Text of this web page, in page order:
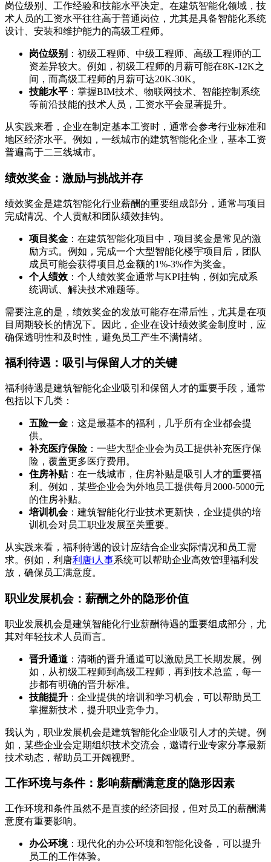
岗位级别、工作经验和技能水平决定。在建筑智能化领域，技
术人员的工资水平往往高于普通岗位，尤其是具备智能化系统
设计、安装和维护能力的高级工程师。
岗位级别 ：初级工程师、中级工程师、高级工程师的工
资差异较大。例如，初级工程师的月薪可能在8K-12K之
间，而高级工程师的月薪可达20K-30K。
技能水平 ：掌握BIM技术、物联网技术、智能控制系统
等前沿技能的技术人员，工资水平会显著提升。
从实践来看，企业在制定基本工资时，通常会参考行业标准和
地区经济水平。例如，一线城市的建筑智能化企业，基本工资
普遍高于二三线城市。
绩效奖金：激励与挑战并存
绩效奖金是建筑智能化行业薪酬的重要组成部分，通常与项目
完成情况、个人贡献和团队绩效挂钩。
项目奖金 ：在建筑智能化项目中，项目奖金是常见的激
励方式。例如，完成一个大型智能化楼宇项目后，团队
成员可能会获得项目总金额的1%-3%作为奖金。
个人绩效 ：个人绩效奖金通常与KPI挂钩，例如完成系
统调试、解决技术难题等。
需要注意的是，绩效奖金的发放可能存在滞后性，尤其是在项
目周期较长的情况下。因此，企业在设计绩效奖金制度时，应
确保透明性和及时性，避免员工产生不满情绪。
福利待遇：吸引与保留人才的关键
福利待遇是建筑智能化企业吸引和保留人才的重要手段，通常
包括以下几类：
五险一金 ：这是最基本的福利，几乎所有企业都会提
供。
补充医疗保险：一些大型企业会为员工提供补充医疗保
险，覆盖更多医疗费用。
住房补贴：在一线城市，住房补贴是吸引人才的重要福
利。例如，某些企业会为外地员工提供每月2000-5000元
的住房补贴。
培训机会：建筑智能化行业技术更新快，企业提供的培
训机会对员工职业发展至关重要。
从实践来看，福利待遇的设计应结合企业实际情况和员工需
求。例如，利唐利唐i人事系统可以帮助企业高效管理福利发
放，确保员工满意度。
职业发展机会：薪酬之外的隐形价值
职业发展机会是建筑智能化行业薪酬待遇的重要组成部分，尤
其对年轻技术人员而言。
晋升通道 ：清晰的晋升通道可以激励员工长期发展。例
如，从初级工程师到高级工程师，再到技术总监，每一
步都有明确的晋升标准。
技能提升 ：企业提供的培训和学习机会，可以帮助员工
掌握新技术，提升职业竞争力。
我认为，职业发展机会是建筑智能化企业吸引人才的关键。例
如，某些企业会定期组织技术交流会，邀请行业专家分享最新
技术动态，帮助员工开阔视野。
工作环境与条件：影响薪酬满意度的隐形因素
工作环境和条件虽然不是直接的经济回报，但对员工的薪酬满
意度有重要影响。
办公环境：现代化的办公环境和智能化设备，可以提升
员工的工作体验。